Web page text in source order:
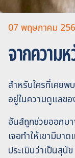
07 พฤษภาคม
จากความ
สำหรับใครที่เคยพ
อยู่ในความดูแลขอ
ฮันส์ถูกช่วยออกม
เจอทำให้เขามีบา
ประเมินว่าเป็นสุ